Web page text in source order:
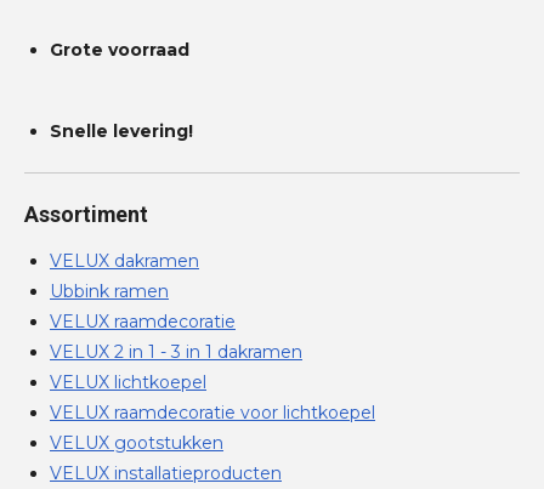
Grote voorraad
Snelle levering!
Assortiment
VELUX dakramen
Ubbink ramen
VELUX raamdecoratie
VELUX 2 in 1 - 3 in 1 dakramen
VELUX lichtkoepel
VELUX raamdecoratie voor lichtkoepel
VELUX gootstukken
VELUX installatieproducten